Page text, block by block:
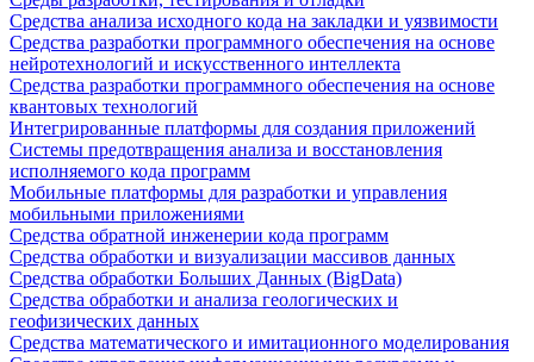
Средства анализа исходного кода на закладки и уязвимости
Средства разработки программного обеспечения на основе
нейротехнологий и искусственного интеллекта
Средства разработки программного обеспечения на основе
квантовых технологий
Интегрированные платформы для создания приложений
Системы предотвращения анализа и восстановления
исполняемого кода программ
Мобильные платформы для разработки и управления
мобильными приложениями
Средства обратной инженерии кода программ
Средства обработки и визуализации массивов данных
Средства обработки Больших Данных (BigData)
Средства обработки и анализа геологических и
геофизических данных
Средства математического и имитационного моделирования